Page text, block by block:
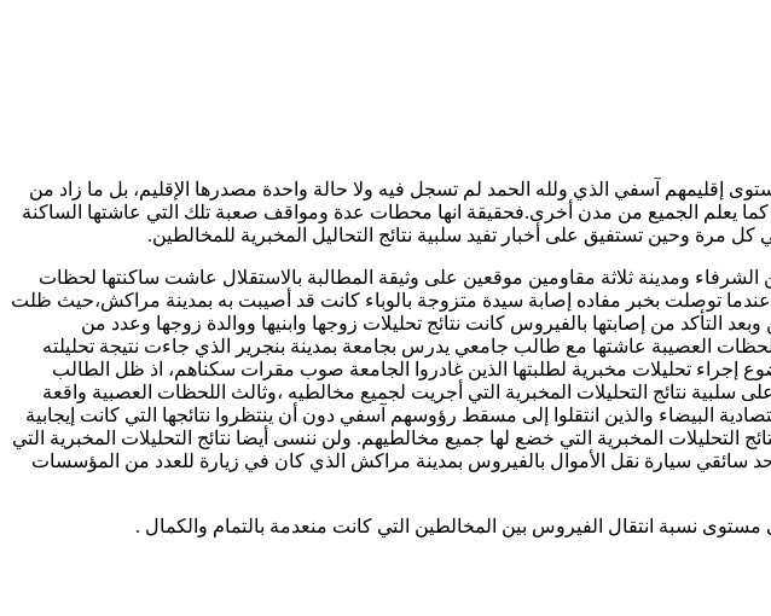
إقليمهم آسفي الذي ولله الحمد لم تسجل فيه ولا حالة واحدة مصدرها الإقليم، بل ما زاد من
يعلم الجميع من مدن أخرى.فحقيقة انها محطات عدة ومواقف صعبة تلك التي عاشتها الساكنة
مرة وحين تستفيق على أخبار تفيد سلبية نتائج التحاليل المخبرية للمخالطين.
ومدينة ثلاثة مقاومين موقعين على وثيقة المطالبة بالاستقلال عاشت ساكنتها لحظات
توصلت بخبر مفاده إصابة سيدة متزوجة بالوباء كانت قد أصيبت به بمدينة مراكش،حيث ظلت
من إصابتها بالفيروس كانت نتائج تحليلات زوجها وابنيها ووالدة زوجها وعدد من
العصيبة عاشتها مع طالب جامعي يدرس بجامعة بمدينة بنجرير الذي جاءت نتيجة تحليلته
إجراء تحليلات مخبرية لطلبتها الذين غادروا الجامعة صوب مقرات سكناهم، اذ ظل الطالب
نتائج التحليلات المخبرية التي أجريت لجميع مخالطيه ،وثالث اللحظات العصبية واقعة
البيضاء والذين انتقلوا إلى مسقط رؤوسهم آسفي دون أن ينتظروا نتائجها التي كانت إيجابية
التحليلات المخبرية التي خضع لها جميع مخالطيهم. ولن ننسى أيضا نتائج التحليلات المخبرية التي
سائقي سيارة نقل الأموال بالفيروس بمدينة مراكش الذي كان في زيارة للعدد من المؤسسات
نسبة انتقال الفيروس بين المخالطين التي كانت منعدمة بالتمام والكمال .